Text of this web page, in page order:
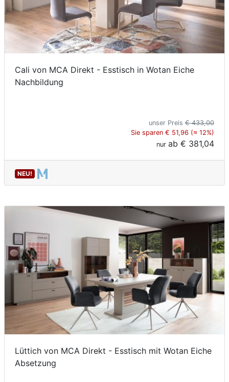
Cali von MCA Direkt - Esstisch in Wotan Eiche
Nachbildung
unser Preis € 433,00
Sie sparen € 51,96 (≈ 12%)
nur ab € 381,04
NEU!
Lüttich von MCA Direkt - Esstisch mit Wotan Eiche
Absetzung